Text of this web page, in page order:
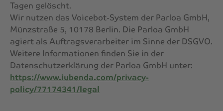
Tagen gelöscht.
Wir nutzen das Voicebot-System der Parloa GmbH,
Münzstraße 5, 10178 Berlin. Die Parloa GmbH
agiert als Auftragsverarbeiter im Sinne der DSGVO.
Weitere Informationen finden Sie in der
Datenschutzerklärung der Parloa GmbH unter:
https://www.iubenda.com/privacy-
policy/77174341/legal